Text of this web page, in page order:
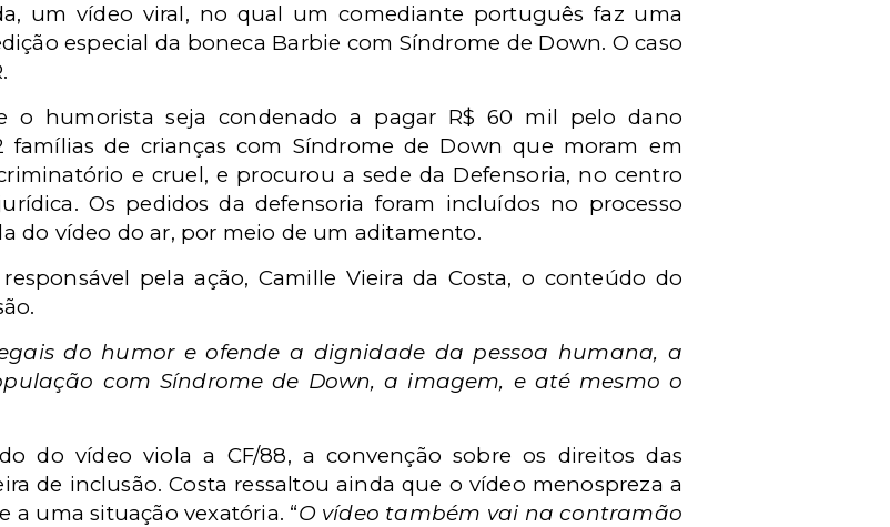
um vídeo viral, no qual um comediante português faz uma
especial da boneca Barbie com Síndrome de Down. O caso
o humorista seja condenado a pagar R$ 60 mil pelo dano
famílias de crianças com Síndrome de Down que moram em
e cruel, e procurou a sede da Defensoria, no centro
Os pedidos da defensoria foram incluídos no processo
do vídeo do ar, por meio de um aditamento.
pela ação, Camille Vieira da Costa, o conteúdo do
do humor e ofende a dignidade da pessoa humana, a
com Síndrome de Down, a imagem, e até mesmo o
do vídeo viola a CF/88, a convenção sobre os direitos das
de inclusão. Costa ressaltou ainda que o vídeo menospreza a
a uma situação vexatória. “O vídeo também vai na contramão